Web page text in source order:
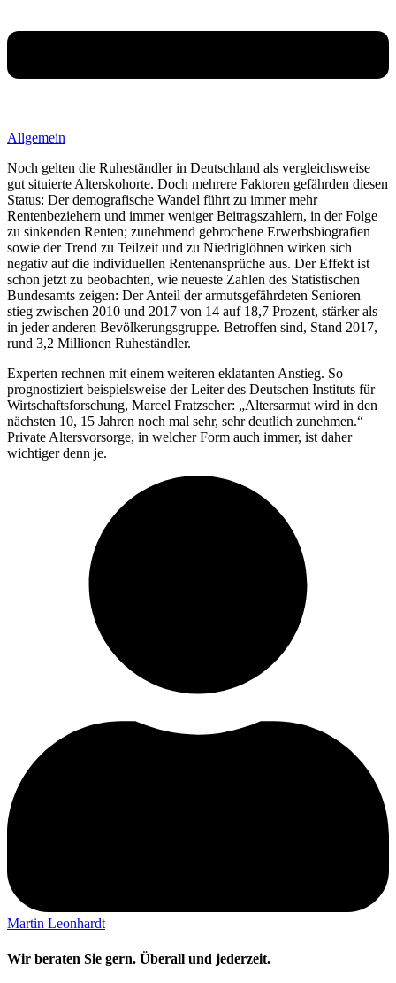
Allgemein
Noch gelten die Ruheständler in Deutschland als vergleichsweise
gut situierte Alterskohorte. Doch mehrere Faktoren gefährden diesen
Status: Der demografische Wandel führt zu immer mehr
Rentenbeziehern und immer weniger Beitragszahlern, in der Folge
zu sinkenden Renten; zunehmend gebrochene Erwerbsbiografien
sowie der Trend zu Teilzeit und zu Niedriglöhnen wirken sich
negativ auf die individuellen Rentenansprüche aus. Der Effekt ist
schon jetzt zu beobachten, wie neueste Zahlen des Statistischen
Bundesamts zeigen: Der Anteil der armutsgefährdeten Senioren
stieg zwischen 2010 und 2017 von 14 auf 18,7 Prozent, stärker als
in jeder anderen Bevölkerungsgruppe. Betroffen sind, Stand 2017,
rund 3,2 Millionen Ruheständler.
Experten rechnen mit einem weiteren eklatanten Anstieg. So
prognostiziert beispielsweise der Leiter des Deutschen Instituts für
Wirtschaftsforschung, Marcel Fratzscher: „Altersarmut wird in den
nächsten 10, 15 Jahren noch mal sehr, sehr deutlich zunehmen.“
Private Altersvorsorge, in welcher Form auch immer, ist daher
wichtiger denn je.
Martin Leonhardt
Wir beraten Sie gern. Überall und jederzeit.